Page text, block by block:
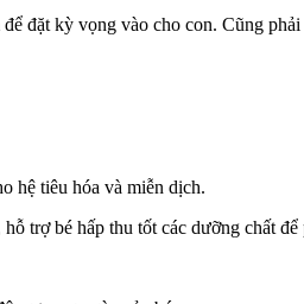
đặt kỳ vọng vào cho con. Cũng
hệ tiêu hóa và miễn dịch.
trợ bé hấp thu tốt các dưỡng chất để